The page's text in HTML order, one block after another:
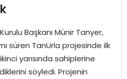
Başkanı Münir Tanyer,
süren TanUrla projesinde ilk
yarısında sahiplerine
söyledi. Projenin